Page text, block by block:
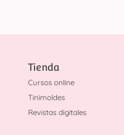
Tienda
Cursos online
Tinimoldes
Revistas digitales